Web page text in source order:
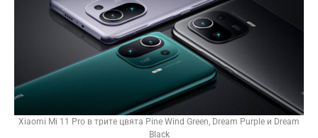
Xiaomi Mi 11 Pro в трите цвята Pine Wind Green, Dream Purple и Dream
Black